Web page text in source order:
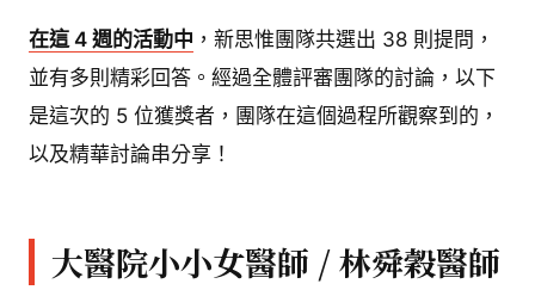
在這 4 週的活動中 ，新思惟團隊共選出 38 則提問，
並有多則精彩回答。經過全體評審團隊的討論，以下
是這次的 5 位獲獎者，團隊在這個過程所觀察到的，
以及精華討論串分享！
大醫院小小女醫師 / 林舜穀醫師